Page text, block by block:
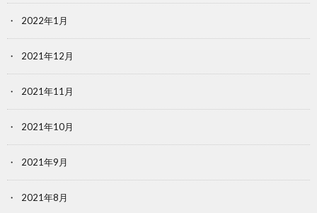
2022年1月
2021年12月
2021年11月
2021年10月
2021年9月
2021年8月